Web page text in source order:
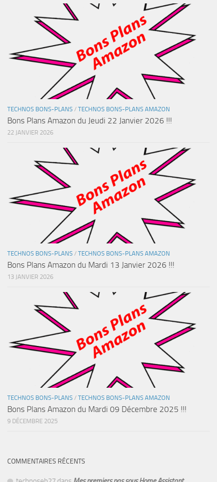
TECHNOS BONS-PLANS / TECHNOS BONS-PLANS AMAZON
Bons Plans Amazon du Jeudi 22 Janvier 2026 !!!
22 JANVIER 2026
TECHNOS BONS-PLANS / TECHNOS BONS-PLANS AMAZON
Bons Plans Amazon du Mardi 13 Janvier 2026 !!!
13 JANVIER 2026
TECHNOS BONS-PLANS / TECHNOS BONS-PLANS AMAZON
Bons Plans Amazon du Mardi 09 Décembre 2025 !!!
9 DÉCEMBRE 2025
COMMENTAIRES RÉCENTS